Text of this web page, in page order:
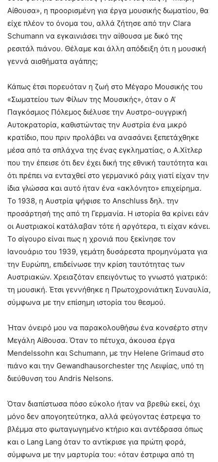
Αίθουσα», η προορισμένη για έργα μουσικής δωματίου, θα
είχε πλέον το όνομα του, αλλά ζήτησε από την Clara
Schumann να εγκαινιάσει την αίθουσα με δικό της
ρεσιτάλ πιάνου. Θέλαμε και άλλη απόδειξη ότι η μουσική
γεννά αισθήματα αγάπης;
Κάπως έτσι πορευόταν η ζωή στο Μέγαρο Μουσικής του
«Σωματείου των Φίλων της Μουσικής», όταν ο Α’
Παγκόσμιος Πόλεμος διέλυσε την Αυστρο-ουγγρική
Αυτοκρατορία, καθιστώντας την Αυστρία ένα μικρό
κρατίδιο, που πριν προλάβει να ανασάνει ξεπετάχθηκε
μέσα από τα σπλάχνα της ένας εγκληματίας, ο Α.Χίτλερ
που την έπεισε ότι δεν έχει δική της εθνική ταυτότητα και
ότι πρέπει να ενταχθεί στο γερμανικό ράιχ γιατί είχαν την
ίδια γλώσσα και αυτό ήταν ένα «ακλόνητο» επιχείρημα.
Το 1938, η Αυστρία ψήφισε το Anschluss δηλ. την
προσάρτησή της από τη Γερμανία. Η ιστορία θα κρίνει εάν
οι Αυστριακοί κατάλαβαν τότε ή αργότερα, τι είχαν κάνει.
Το σίγουρο είναι πως η χρονιά που ξεκίνησε τον
Ιανουάριο του 1939, γεμάτη δυσάρεστα προμηνύματα για
την Ευρώπη, επιδείνωσε την κρίση ταυτότητας των
Αυστριακών. Χρειαζόταν επειγόντως το γνωστό γιατρικό:
τη μουσική. Έτσι γεννήθηκε η Πρωτοχρονιάτικη Συναυλία,
σύμφωνα με την επίσημη ιστορία του θεσμού.
Ήταν όνειρό μου να παρακολουθήσω ένα κονσέρτο στην
Μεγάλη Αίθουσα. Όταν το πέτυχα, άκουσα έργα
Mendelssohn και Schumann, με την Helene Grimaud στο
πιάνο και την Gewandhausorchester της Λειψίας, υπό τη
διεύθυνση του Andris Nelsons.
Όταν διαπίστωσα πόσο εύκολο ήταν να βρεθώ εκεί, όχι
μόνο δεν απογοητεύτηκα, αλλά φεύγοντας έστρεψα το
βλέμμα στο φωταγωγημένο κτήριο και αντέδρασα όπως
και ο Lang Lang όταν το αντίκρισε για πρώτη φορά,
σύμφωνα με την μαρτυρία του: «όταν έστριψα από τη